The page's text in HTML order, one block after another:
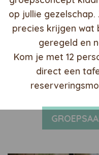
op jullie
precies krijgen wat
geregeld en
Kom je met 12
direct een